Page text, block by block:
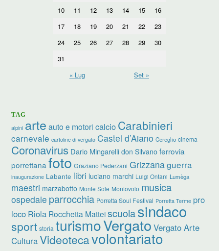
10 11 12 13 14 15
16
17
18 19 20 21 22
23
24
25 26 27 28 29
30
31
« Lug
Set »
TAG
alpini arte auto e motori calcio Carabinieri
carnevale cartoline di vergato Castel d’Aiano Cereglio cinema
Coronavirus Dario Mingarelli don Silvano ferrovia
porrettana foto Graziano Pederzani Grizzanaguerra
inaugurazione Labante libri luciano marchi Luigi Ontani Lumèga
maestri marzabotto Monte Sole Montovolo musica
ospedale parrocchia Porretta Soul Festival Porretta Terme pro
loco Riola Rocchetta Matteiscuolasindaco
sport storia turismoVergato Vergato Arte
CulturaVideotecavolontariato